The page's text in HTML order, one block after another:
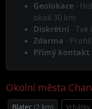
Geolokace -
okolí 30 km
Diskrétní -
Zdarma -
Přímý kontakt
Okolní města
Blatec (2 km) Vrbátky